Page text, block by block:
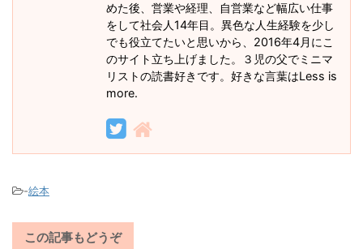
めた後、営業や経理、自営業など幅広い仕事
をして社会人14年目。異色な人生経験を少し
でも役立てたいと思いから、2016年4月にこ
のサイト立ち上げました。３児の父でミニマ
リストの読書好きです。好きな言葉はLess is
more.
-絵本
この記事もどうぞ